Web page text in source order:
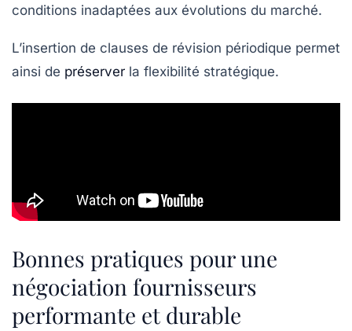
conditions inadaptées aux évolutions du marché.
L’insertion de clauses de révision périodique permet
ainsi de préserver la flexibilité stratégique.
Bonnes pratiques pour une
négociation fournisseurs
performante et durable